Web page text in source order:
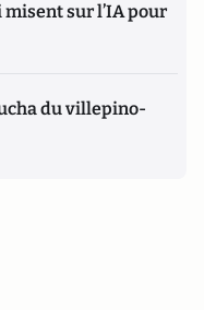
sur l’IA pour
du villepino-